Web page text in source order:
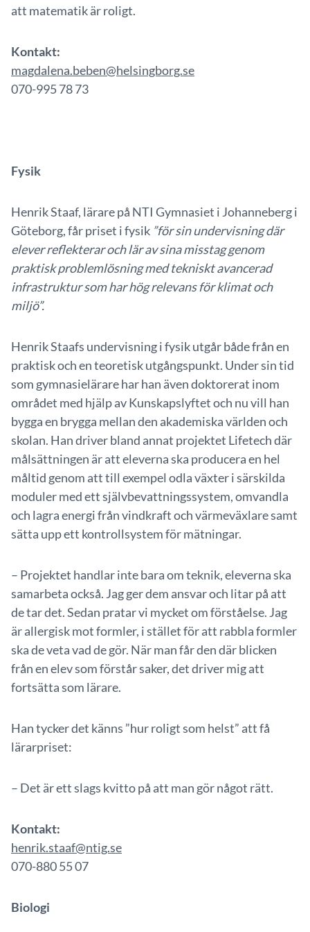
att matematik är roligt.
Kontakt:
magdalena.beben@helsingborg.se
070-995 78 73
Fysik
Henrik Staaf, lärare på NTI Gymnasiet i Johanneberg i
Göteborg, får priset i fysik ”för sin undervisning där
elever reflekterar och lär av sina misstag genom
praktisk problemlösning med tekniskt avancerad
infrastruktur som har hög relevans för klimat och
miljö”.
Henrik Staafs undervisning i fysik utgår både från en
praktisk och en teoretisk utgångspunkt. Under sin tid
som gymnasielärare har han även doktorerat inom
området med hjälp av Kunskapslyftet och nu vill han
bygga en brygga mellan den akademiska världen och
skolan. Han driver bland annat projektet Lifetech där
målsättningen är att eleverna ska producera en hel
måltid genom att till exempel odla växter i särskilda
moduler med ett självbevattningssystem, omvandla
och lagra energi från vindkraft och värmeväxlare samt
sätta upp ett kontrollsystem för mätningar.
– Projektet handlar inte bara om teknik, eleverna ska
samarbeta också. Jag ger dem ansvar och litar på att
de tar det. Sedan pratar vi mycket om förståelse. Jag
är allergisk mot formler, i stället för att rabbla formler
ska de veta vad de gör. När man får den där blicken
från en elev som förstår saker, det driver mig att
fortsätta som lärare.
Han tycker det känns ”hur roligt som helst” att få
lärarpriset:
– Det är ett slags kvitto på att man gör något rätt.
Kontakt:
henrik.staaf@ntig.se
070-880 55 07
Biologi